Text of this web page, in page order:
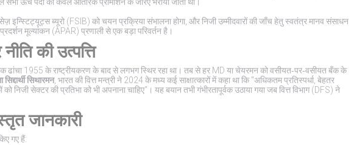
इन्स्टिट्यूट्स ब्यूरो (FSIB) को चयन प्रक्रिया संभालना होगा, और निजी उम्मीदवारों की जाँच हेतु स्वतंत्र मानव संसाधन
मूल्यांकन (APAR) प्रणाली से एक बड़ा परिवर्तन है।
की उत्पत्ति
ढांचा 1955 के राष्ट्रीयकरण के बाद से लगभग स्थिर रहा था। तब से हर MD या चेयरमन को वसीयत‑पर‑वसीयत बँक के
सिद्दार्थी सिथारमन, भारत की वित्त मन्त्रीने 2024 के मध्य कई साक्षात्कारों में कहा था कि "अधिकतम प्रतिस्पर्धा, बेहतर
निजी सेक्टर की प्रतिभा को भी अपनाना चाहिए"। यह बयान तभी गंभीरतापूर्वक उठाया गया जबवित्त विभाग (DFS) ने
जानकारी
गए हैं: